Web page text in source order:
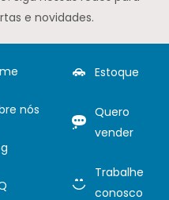
e novidades.
nós
Estoque
Quero
vender
Trabalhe
conosco